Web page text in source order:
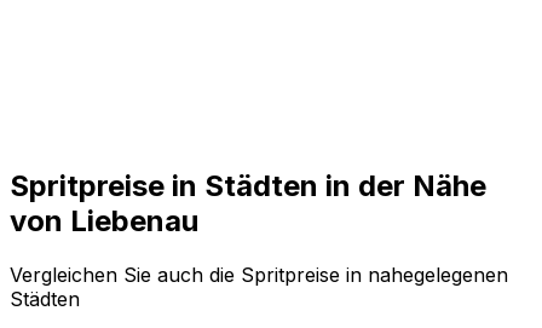
Spritpreise in Städten in der Nähe
von Liebenau
Vergleichen Sie auch die Spritpreise in nahegelegenen
Städten